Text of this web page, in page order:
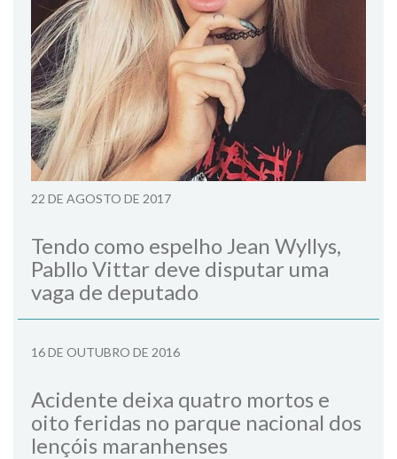
22 DE AGOSTO DE 2017
Tendo como espelho Jean Wyllys,
Pabllo Vittar deve disputar uma
vaga de deputado
16 DE OUTUBRO DE 2016
Acidente deixa quatro mortos e
oito feridas no parque nacional dos
lençóis maranhenses